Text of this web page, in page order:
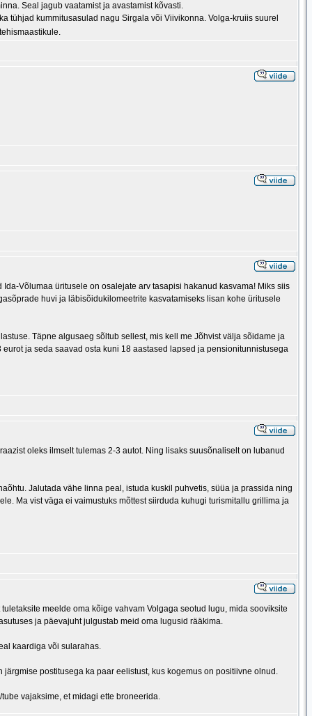
Seal jagub vaatamist ja avastamist kõvasti.
tühjad kummitusasulad nagu Sirgala või Viivikonna. Volga-kruiis suurel
Võlumaa üritusele on osalejate arv tasapisi hakanud kasvama! Miks siis
huvi ja läbisõidukilomeetrite kasvatamiseks lisan kohe üritusele
Täpne algusaeg sõltub sellest, mis kell me Jõhvist välja sõidame ja
ja seda saavad osta kuni 18 aastased lapsed ja pensionitunnistusega
oleks ilmselt tulemas 2-3 autot. Ning lisaks suusõnaliselt on lubanud
Jalutada vähe linna peal, istuda kuskil puhvetis, süüa ja prassida ning
Ma vist väga ei vaimustuks mõttest siirduda kuhugi turismitallu grillima ja
meelde oma kõige vahvam Volgaga seotud lugu, mida sooviksite
ja päevajuht julgustab meid oma lugusid rääkima.
kaardiga või sularahas.
postitusega ka paar eelistust, kus kogemus on positiivne olnud.
vajaksime, et midagi ette broneerida.